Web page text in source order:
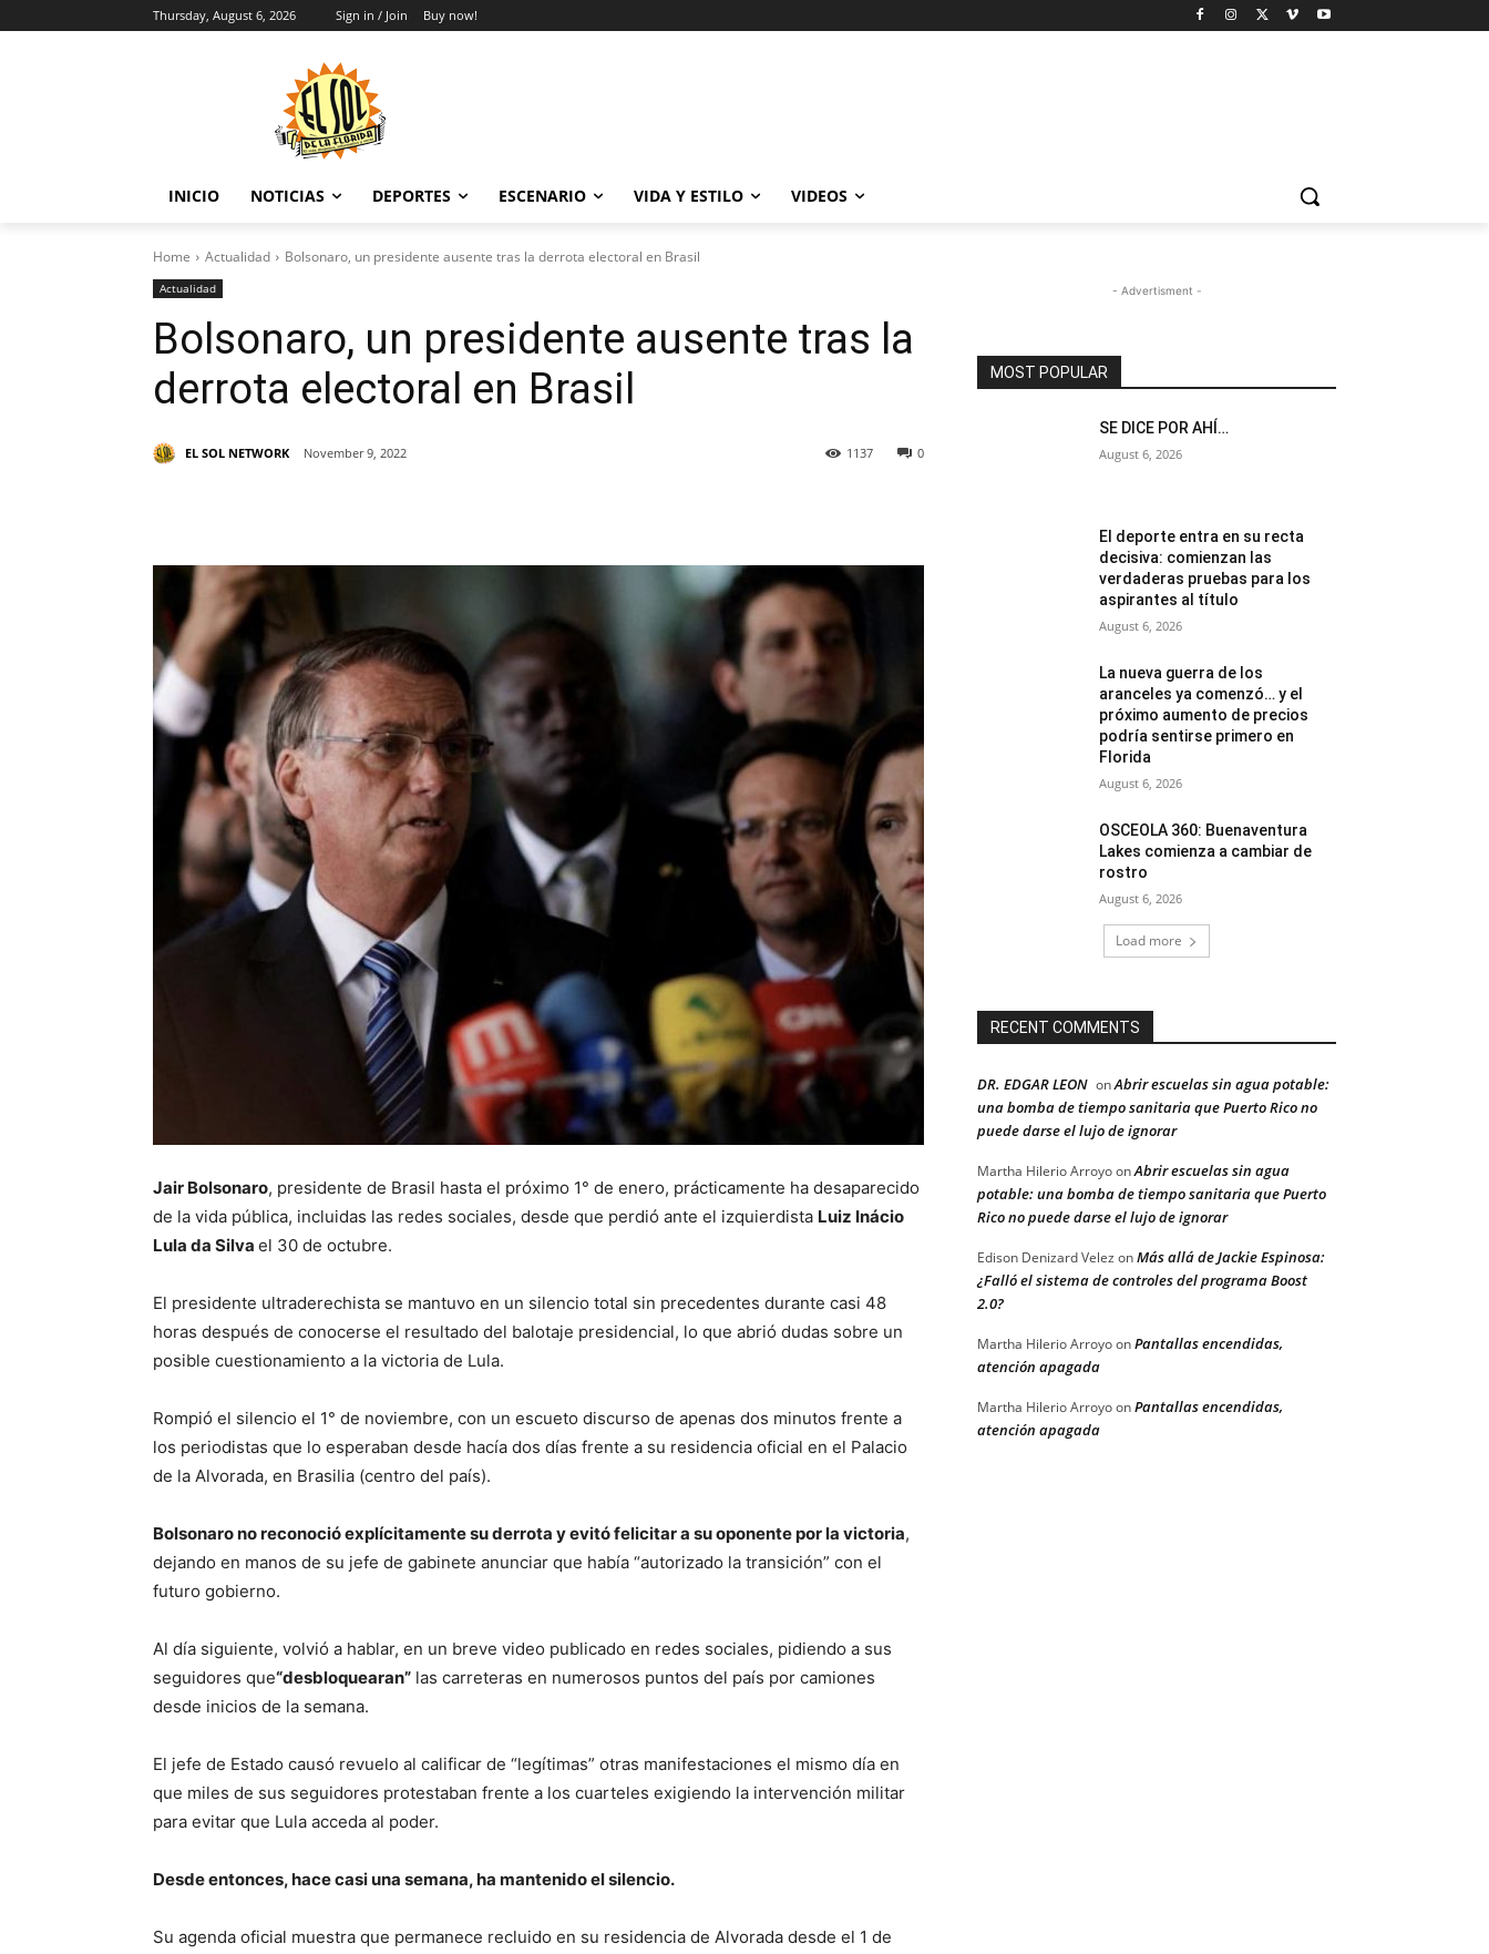
Thursday, August 6, 2026 Sign in / Join Buy now!
INICIO NOTICIAS DEPORTES ESCENARIO VIDA Y ESTILO VIDEOS
Home Actualidad Bolsonaro, un presidente ausente tras la derrota electoral en Brasil
Actualidad
Bolsonaro, un presidente ausente tras la
derrota electoral en Brasil
EL SOL NETWORK November 9, 2022 0
1137
Jair Bolsonaro, presidente de Brasil hasta el próximo 1° de enero, prácticamente ha desaparecido
de la vida pública, incluidas las redes sociales, desde que perdió ante el izquierdista Luiz Inácio
Lula da Silva el 30 de octubre.
El presidente ultraderechista se mantuvo en un silencio total sin precedentes durante casi 48
horas después de conocerse el resultado del balotaje presidencial, lo que abrió dudas sobre un
posible cuestionamiento a la victoria de Lula.
Rompió el silencio el 1° de noviembre, con un escueto discurso de apenas dos minutos frente a
los periodistas que lo esperaban desde hacía dos días frente a su residencia oficial en el Palacio
de la Alvorada, en Brasilia (centro del país).
Bolsonaro no reconoció explícitamente su derrota y evitó felicitar a su oponente por la victoria,
dejando en manos de su jefe de gabinete anunciar que había “autorizado la transición” con el
futuro gobierno.
Al día siguiente, volvió a hablar, en un breve video publicado en redes sociales, pidiendo a sus
seguidores que“desbloquearan” las carreteras en numerosos puntos del país por camiones
desde inicios de la semana.
El jefe de Estado causó revuelo al calificar de “legítimas” otras manifestaciones el mismo día en
que miles de sus seguidores protestaban frente a los cuarteles exigiendo la intervención militar
para evitar que Lula acceda al poder.
Desde entonces, hace casi una semana, ha mantenido el silencio.
Su agenda oficial muestra que permanece recluido en su residencia de Alvorada desde el 1 de
- Advertisment -
MOST POPULAR
SE DICE POR AHÍ…
August 6, 2026
El deporte entra en su recta
decisiva: comienzan las
verdaderas pruebas para los
aspirantes al título
August 6, 2026
La nueva guerra de los
aranceles ya comenzó… y el
próximo aumento de precios
podría sentirse primero en
Florida
August 6, 2026
OSCEOLA 360: Buenaventura
Lakes comienza a cambiar de
rostro
August 6, 2026
Load more
RECENT COMMENTS
DR. EDGAR LEON onAbrir escuelas sin agua potable:
una bomba de tiempo sanitaria que Puerto Rico no
puede darse el lujo de ignorar
Martha Hilerio ArroyoonAbrir escuelas sin agua
potable: una bomba de tiempo sanitaria que Puerto
Rico no puede darse el lujo de ignorar
Edison Denizard Velez onMás allá de Jackie Espinosa:
¿Falló el sistema de controles del programa Boost
2.0?
Martha Hilerio ArroyoonPantallas encendidas,
atención apagada
Martha Hilerio ArroyoonPantallas encendidas,
atención apagada